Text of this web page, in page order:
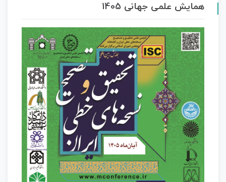
همایش علمی جهانی 1405